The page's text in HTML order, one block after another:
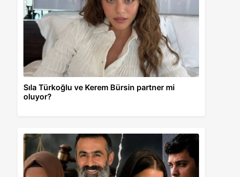
Sıla Türkoğlu ve Kerem Bürsin partner mi
oluyor?